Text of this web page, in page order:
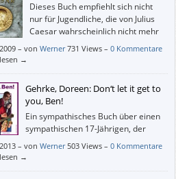
Dieses Buch empfiehlt sich nicht
nur für Jugendliche, die von Julius
Caesar wahrscheinlich nicht mehr
wissen, als dass die Römer spinnen.
– von Werner 731 Views – 0 Kommentare
→
Gehrke, Doreen: Don‘t let it get to
you, Ben!
Ein sympathisches Buch über einen
sympathischen 17-Jährigen, der
unbedingt Musiker werden will. Es
paar Debütroman-Mängel, die aber
– von Werner 503 Views – 0 Kommentare
→